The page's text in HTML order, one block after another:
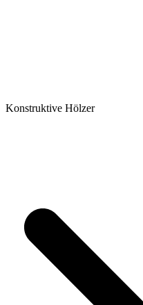
Konstruktive Hölzer